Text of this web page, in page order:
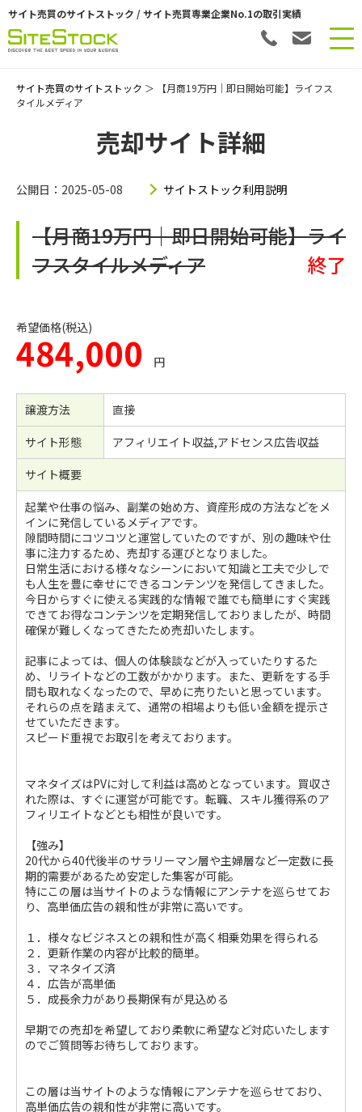
サイト売買のサイトストック / サイト売買専業企業No.1の取引実績
サイト売買のサイトストック ＞ 【月商19万円｜即日開始可能】ライフス
タイルメディア
売却サイト詳細
公開日：2025-05-08 サイトストック利用説明
【月商19万円｜即日開始可能】ライ
フスタイルメディア
終了
希望価格(税込)
484,000 円
譲渡方法
直接
サイト形態
アフィリエイト収益,アドセンス広告収益
サイト概要
起業や仕事の悩み、副業の始め方、資産形成の方法などをメ
インに発信しているメディアです。
隙間時間にコツコツと運営していたのですが、別の趣味や仕
事に注力するため、売却する運びとなりました。
日常生活における様々なシーンにおいて知識と工夫で少しで
も人生を豊に幸せにできるコンテンツを発信してきました。
今日からすぐに使える実践的な情報で誰でも簡単にすぐ実践
できてお得なコンテンツを定期発信しておりましたが、時間
確保が難しくなってきたため売却いたします。
記事によっては、個人の体験談などが入っていたりするた
め、リライトなどの工数がかかります。また、更新をする手
間も取れなくなったので、早めに売りたいと思っています。
それらの点を踏まえて、通常の相場よりも低い金額を提示さ
せていただきます。
スピード重視でお取引を考えております。
マネタイズはPVに対して利益は高めとなっています。買収さ
れた際は、すぐに運営が可能です。転職、スキル獲得系のア
フィリエイトなどとも相性が良いです。
【強み】
20代から40代後半のサラリーマン層や主婦層など一定数に長
期的需要があるため安定した集客が可能。
特にこの層は当サイトのような情報にアンテナを巡らせてお
り、高単価広告の親和性が非常に高いです。
１．様々なビジネスとの親和性が高く相乗効果を得られる
２．更新作業の内容が比較的簡単。
３．マネタイズ済
４．広告が高単価
５．成長余力があり長期保有が見込める
早期での売却を希望しており柔軟に希望など対応いたします
のでご質問等お待ちしております。
この層は当サイトのような情報にアンテナを巡らせており、
高単価広告の親和性が非常に高いです。